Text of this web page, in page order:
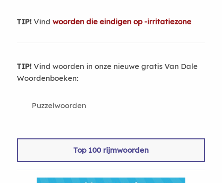
TIP!Vind woorden die eindigen op -irritatiezone
TIP!Vind woorden in onze nieuwe gratis Van Dale
Woordenboeken:
Puzzelwoorden
Top 100 rijmwoorden